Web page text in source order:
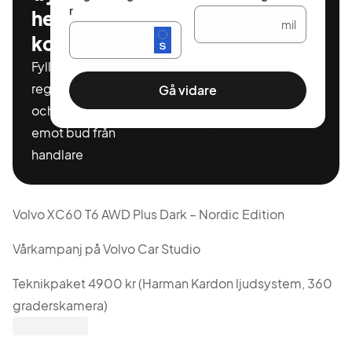
helt
kostnadsfritt
Fyll i ditt
registeringnummer
och miltal för att ta
emot bud från
handlare
r
mil
Gå vidare
Volvo XC60 T6 AWD Plus Dark – Nordic Edition
Vårkampanj på Volvo Car Studio
Teknikpaket 4900 kr (Harman Kardon ljudsystem, 360
graderskamera)